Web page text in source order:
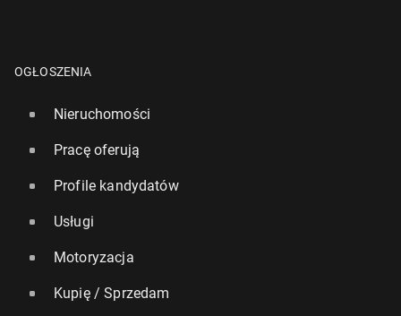
OGŁOSZENIA
Nieruchomości
Pracę oferują
Profile kandydatów
Usługi
Motoryzacja
Kupię / Sprzedam